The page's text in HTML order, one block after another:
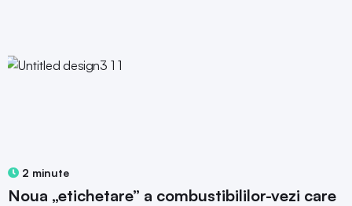
2 minute
Noua „etichetare” a combustibililor-vezi care